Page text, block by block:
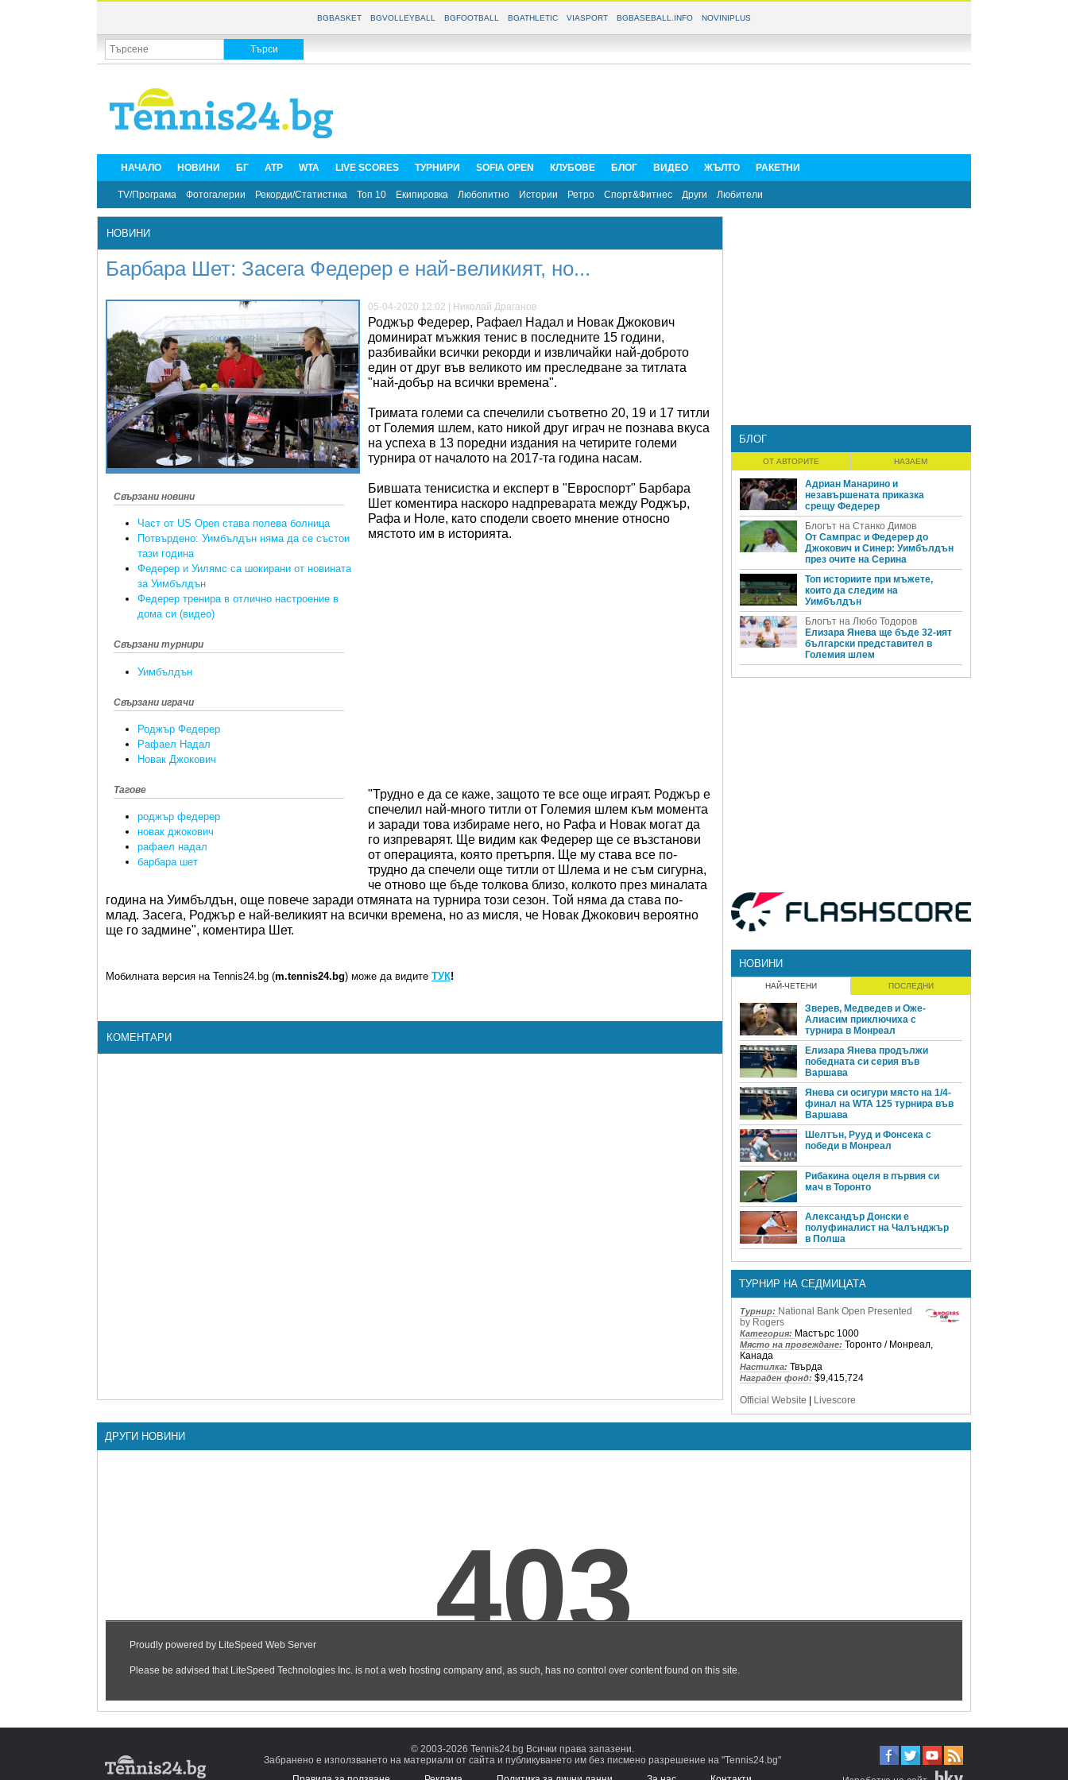
BGBASKET BGVOLLEYBALL BGFOOTBALL BGATHLETIC VIASPORT BGBASEBALL.INFO NOVINIPLUS
НАЧАЛО НОВИНИ БГ ATP WTA LIVE SCORES ТУРНИРИ SOFIA OPEN КЛУБОВЕ БЛОГ ВИДЕО ЖЪЛТО РАКЕТНИ
TV/Програма Фотогалерии Рекорди/Статистика Топ 10 Екипировка Любопитно Истории Ретро Спорт&Фитнес Други Любители
НОВИНИ
Барбара Шет: Засега Федерер е най-великият, но...
Свързани новини
Част от US Open става полева болница
Потвърдено: Уимбълдън няма да се състои
тази година
Федерер и Уилямс са шокирани от новината
за Уимбълдън
Федерер тренира в отлично настроение в
дома си (видео)
Свързани турнири
Уимбълдън
Свързани играчи
Роджър Федерер
Рафаел Надал
Новак Джокович
Тагове
роджър федерер
новак джокович
рафаел надал
барбара шет
05-04-2020 12:02 | Николай Драганов
Роджър Федерер, Рафаел Надал и Новак Джокович
доминират мъжкия тенис в последните 15 години,
разбивайки всички рекорди и извличайки най-доброто
един от друг във великото им преследване за титлата
"най-добър на всички времена".
Тримата големи са спечелили съответно 20, 19 и 17 титли
от Големия шлем, като никой друг играч не познава вкуса
на успеха в 13 поредни издания на четирите големи
турнира от началото на 2017-та година насам.
Бившата тенисистка и експерт в "Евроспорт" Барбара
Шет коментира наскоро надпреварата между Роджър,
Рафа и Ноле, като сподели своето мнение относно
мястото им в историята.
"Трудно е да се каже, защото те все още играят. Роджър е
спечелил най-много титли от Големия шлем към момента
и заради това избираме него, но Рафа и Новак могат да
го изпреварят. Ще видим как Федерер ще се възстанови
от операцията, която претърпя. Ще му става все по-
трудно да спечели още титли от Шлема и не съм сигурна,
че отново ще бъде толкова близо, колкото през миналата
година на Уимбълдън, още повече заради отмяната на турнира този сезон. Той няма да става по-
млад. Засега, Роджър е най-великият на всички времена, но аз мисля, че Новак Джокович вероятно
ще го задмине", коментира Шет.
Мобилната версия на Tennis24.bg (m.tennis24.bg) може да видите ТУК!
КОМЕНТАРИ
БЛОГ
ОТ АВТОРИТЕ НАЗАЕМ
Адриан Манарино и
незавършената приказка
срещу Федерер
Блогът на Станко Димов
От Сампрас и Федерер до
Джокович и Синер: Уимбълдън
през очите на Серина
Топ историите при мъжете,
които да следим на
Уимбълдън
Блогът на Любо Тодоров
Елизара Янева ще бъде 32-ият
български представител в
Големия шлем
НОВИНИ
НАЙ-ЧЕТЕНИ ПОСЛЕДНИ
Зверев, Медведев и Оже-
Алиасим приключиха с
турнира в Монреал
Елизара Янева продължи
победната си серия във
Варшава
Янева си осигури място на 1/4-
финал на WTA 125 турнира във
Варшава
Шелтън, Рууд и Фонсека с
победи в Монреал
Рибакина оцеля в първия си
мач в Торонто
Александър Донски е
полуфиналист на Чалънджър
в Полша
ТУРНИР НА СЕДМИЦАТА
Турнир: National Bank Open Presented
by Rogers
Категория: Мастърс 1000
Място на провеждане: Торонто / Монреал,
Канада
Настилка: Твърда
Награден фонд: $9,415,724
Official Website
Livescore
ДРУГИ НОВИНИ
© 2003-2026 Tennis24.bg Всички права запазени.
Забранено е използването на материали от сайта и публикуването им без писмено разрешение на "Tennis24.bg"